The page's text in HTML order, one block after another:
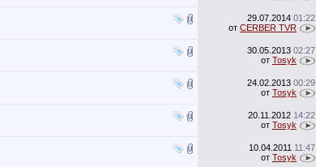
29.07.2014 01:22
от CERBER TVR
30.05.2013 02:27
от Tosyk
24.02.2013 00:29
от Tosyk
20.11.2012 14:22
от Tosyk
10.04.2011 11:47
от Tosyk